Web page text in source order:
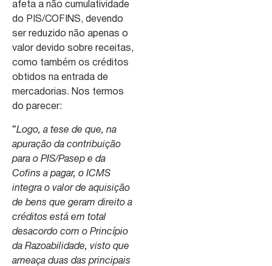
afeta a não cumulatividade
do PIS/COFINS, devendo
ser reduzido não apenas o
valor devido sobre receitas,
como também os créditos
obtidos na entrada de
mercadorias. Nos termos
do parecer:
“Logo, a tese de que, na
apuração da contribuição
para o PIS/Pasep e da
Cofins a pagar, o ICMS
integra o valor de aquisição
de bens que geram direito a
créditos está em total
desacordo com o Princípio
da Razoabilidade, visto que
ameaça duas das principais